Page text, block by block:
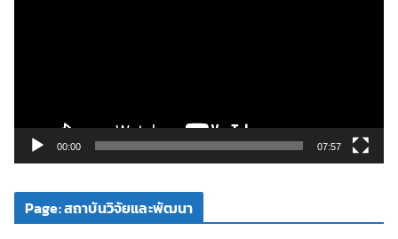
ดี
โ
00:00 07:57
Page: สถาบันวิจัยและพัฒนา